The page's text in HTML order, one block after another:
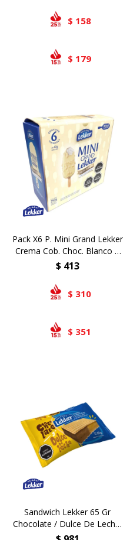
$ 158
$ 179
Pack X6 P. Mini Grand Lekker
Crema Cob. Choc. Blanco Y
Almendras
$ 413
$ 310
$ 351
Sandwich Lekker 65 Gr
Chocolate / Dulce De Leche.
18 Ud